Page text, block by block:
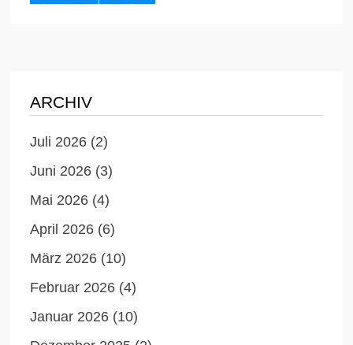
ARCHIV
Juli 2026 (2)
Juni 2026 (3)
Mai 2026 (4)
April 2026 (6)
März 2026 (10)
Februar 2026 (4)
Januar 2026 (10)